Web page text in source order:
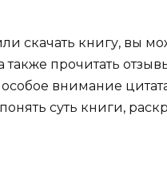
скачать книгу, вы
прочитать
внимание
суть книги,